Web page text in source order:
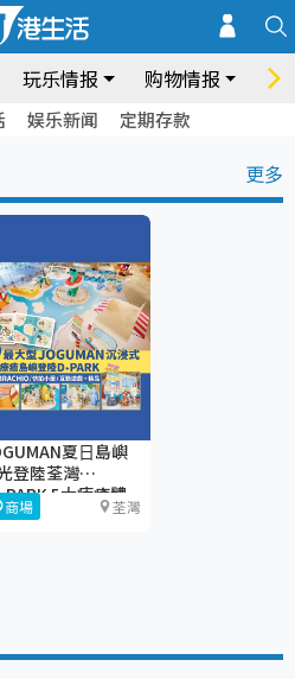
玩乐情报 购物情报 饮
娱乐新闻 定期存款
更多
夏⽇島嶼
登陸荃灣
5大療癒體
+期間限定店
商場 荃灣